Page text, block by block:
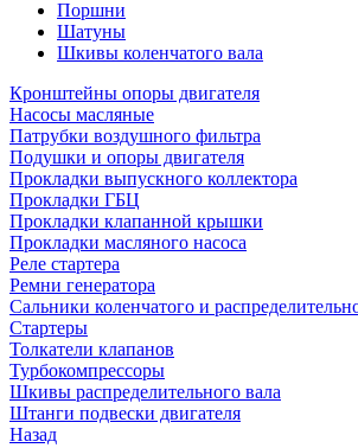
Поршни
Шатуны
Шкивы коленчатого вала
Кронштейны опоры двигателя
Насосы масляные
Патрубки воздушного фильтра
Подушки и опоры двигателя
Прокладки выпускного коллектора
Прокладки ГБЦ
Прокладки клапанной крышки
Прокладки масляного насоса
Реле стартера
Ремни генератора
Сальники коленчатого и
Стартеры
Толкатели клапанов
Турбокомпрессоры
Шкивы распределительного вала
Штанги подвески двигателя
Назад